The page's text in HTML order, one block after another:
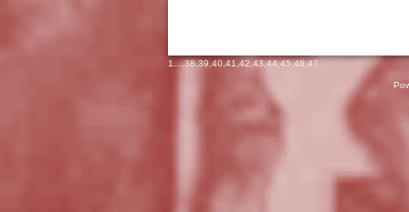
1 ...,38,39,40,41,42,43,44,45,46,47